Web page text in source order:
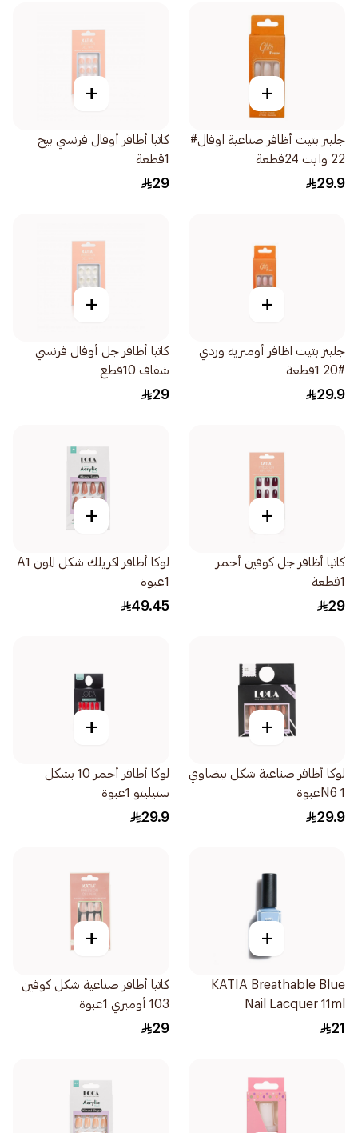
+
جليتز بتيت أظافر صناعية اوفال#
22 وايت 24قطعة
29.9
+
كاتيا أظافر أوفال فرنسي بيج
1قطعة
29
+
جليتز بتيت اظافر أومبريه وردي
#20 1قطعة
29.9
+
كاتيا أظافر جل أوفال فرنسي
شفاف 10قطع
29
+
كاتيا أظافر جل كوفين أحمر
1قطعة
29
+
لوكا أظافر اكريلك شكل المون A1
1عبوة
49.45
+
لوكا أظافر صناعية شكل بيضاوي
N6 1عبوة
29.9
+
لوكا أظافر أحمر 10 بشكل
ستيليتو 1عبوة
29.9
+
KATIA Breathable Blue
Nail Lacquer 11ml
21
+
كاتيا أظافر صناعية شكل كوفين
103 أومبري 1عبوة
29